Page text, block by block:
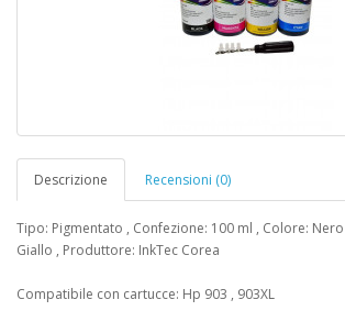
Descrizione Recensioni (0)
Tipo: Pigmentato , Confezione: 100 ml , Colore: Nero
Giallo , Produttore: InkTec Corea
Compatibile con cartucce: Hp 903 , 903XL